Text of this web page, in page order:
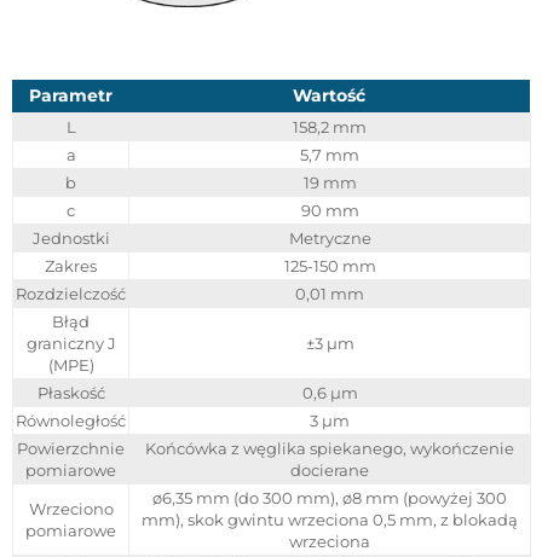
Parametr Wartość
L
158,2 mm
a
5,7 mm
b
19 mm
c
90 mm
Jednostki
Metryczne
Zakres
125-150 mm
Rozdzielczość
0,01 mm
Błąd
graniczny J
(MPE)
±3 µm
Płaskość
0,6 µm
Równoległość
3 µm
Powierzchnie
pomiarowe
Końcówka z węglika spiekanego, wykończenie
docierane
Wrzeciono
pomiarowe
ø6,35 mm (do 300 mm), ø8 mm (powyżej 300
mm), skok gwintu wrzeciona 0,5 mm, z blokadą
wrzeciona